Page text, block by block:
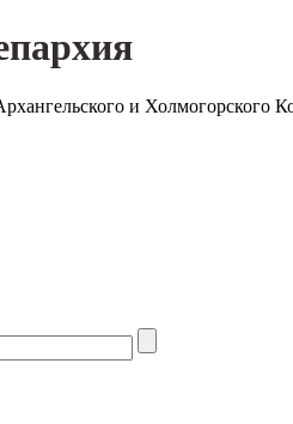
и Холмогорского